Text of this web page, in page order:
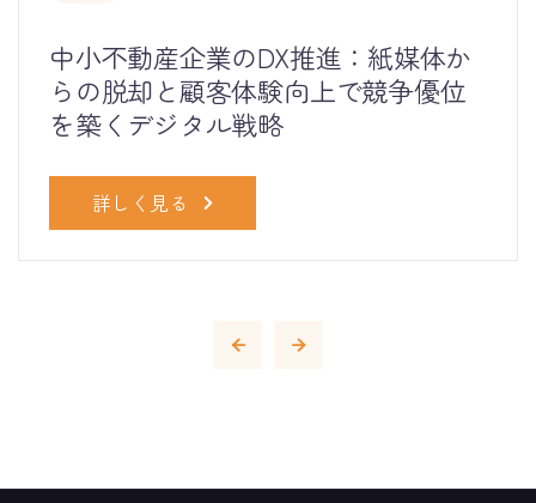
中小不動産企業のDX推進：紙媒体か
らの脱却と顧客体験向上で競争優位
を築くデジタル戦略
詳しく見る